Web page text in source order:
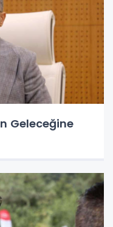
Geleceğine